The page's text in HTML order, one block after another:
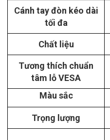
Cánh tay đòn kéo dài
tối đa
Chất liệu
Tương thích chuẩn
tâm lỗ VESA
Màu sắc
Trọng lượng